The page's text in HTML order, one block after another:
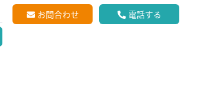
お問合わせ 電話する